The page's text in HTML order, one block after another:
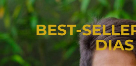
BEST-
DIAS